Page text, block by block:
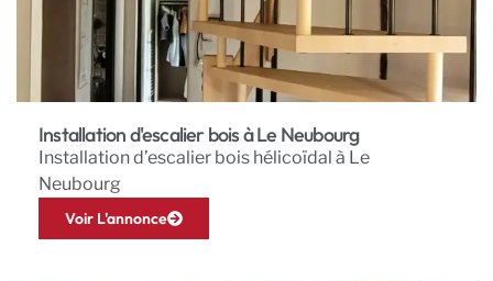
Installation d'escalier bois à Le Neubourg
Installation d’escalier bois hélicoïdal à Le
Neubourg
Voir L'annonce